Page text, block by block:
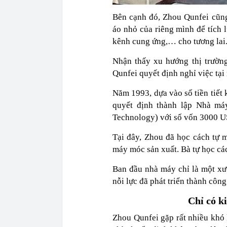
Bên cạnh đó, Zhou Qunfei
áo nhỏ của riêng mình để tích
kênh cung ứng,… cho tương lai.
Nhận thấy xu hướng thị
Qunfei quyết định nghỉ việc tại
Năm 1993, dựa vào số tiền
quyết định thành lập Nhà
Technology) với số vốn 3000
Tại đây, Zhou đã học cách tự
máy móc sản xuất. Bà tự học
Ban đầu nhà máy chỉ là một
nỗi lực đã phát triển thành
Chỉ có
Zhou Qunfei gặp rất nhiều